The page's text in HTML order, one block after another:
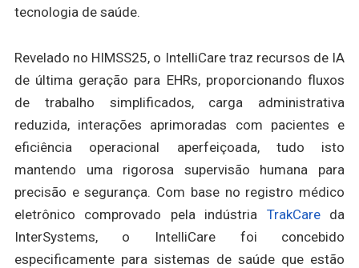
tecnologia de saúde.
Revelado no HIMSS25, o IntelliCare traz recursos de IA
de última geração para EHRs, proporcionando fluxos
de trabalho simplificados, carga administrativa
reduzida, interações aprimoradas com pacientes e
eficiência operacional aperfeiçoada, tudo isto
mantendo uma rigorosa supervisão humana para
precisão e segurança. Com base no registro médico
eletrônico comprovado pela indústria TrakCareda
InterSystems, o IntelliCare foi concebido
especificamente para sistemas de saúde que estão